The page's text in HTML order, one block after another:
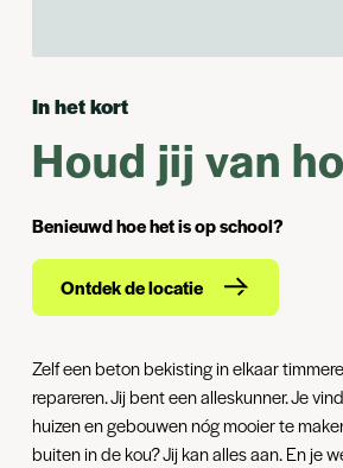
In het kort
Houd jij van
Benieuwd hoe het is op school?
Ontdek de locatie
Zelf een beton bekisting in elkaar
repareren. Jij bent een alleskunner. Je
huizen en gebouwen nóg mooier te
buiten in de kou? Jij kan alles aan. En je